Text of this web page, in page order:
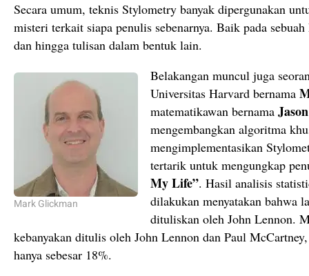
Secara umum, teknis Stylometry banyak dipergunakan
misteri terkait siapa penulis sebenarnya. Baik pada
dan hingga tulisan dalam bentuk lain.
Mark Glickman
Belakangan muncul juga
Universitas Harvard bernama
matematikawan bernama
mengembangkan algoritma
mengimplementasikan
tertarik untuk mengungkap
My Life”. Hasil analisis
dilakukan menyatakan bahwa
dituliskan oleh John Lennon.
kebanyakan ditulis oleh John Lennon dan Paul
hanya sebesar 18%.